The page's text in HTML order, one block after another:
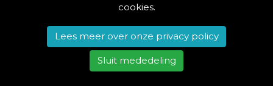
© 2013 - 2026 BestelThuis
Alle rechten voorbehouden.
cookies.
Lees meer over onze privacy policy
Sluit mededeling